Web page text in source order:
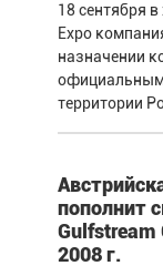
18 сентября
Expo
назначении
официальным
территории
пополнит
Gulfstream
2008 г.